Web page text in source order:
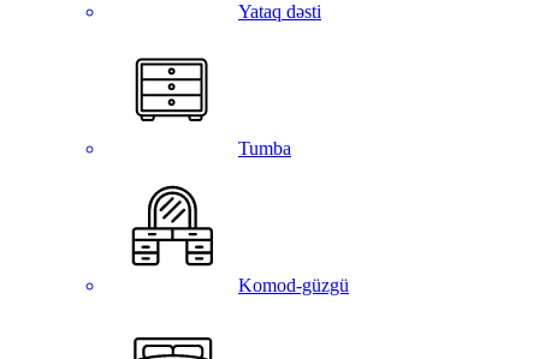
Yataq dəsti
Tumba
Komod-güzgü